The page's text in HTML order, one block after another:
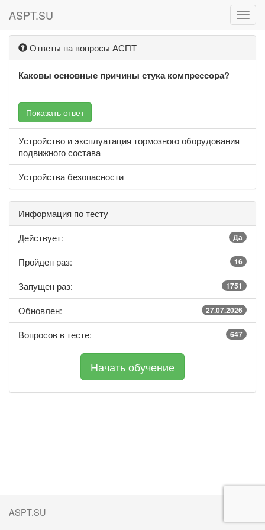
ASPT.SU
Ответы на вопросы АСПТ
Каковы основные причины стука компрессора?
Показать ответ
Устройство и эксплуатация тормозного оборудования
подвижного состава
Устройства безопасности
Информация по тесту
Действует:
Да
Пройден раз: 16
Запущен раз: 1751
Обновлен: 27.07.2026
Вопросов в тесте: 647
ASPT.SU